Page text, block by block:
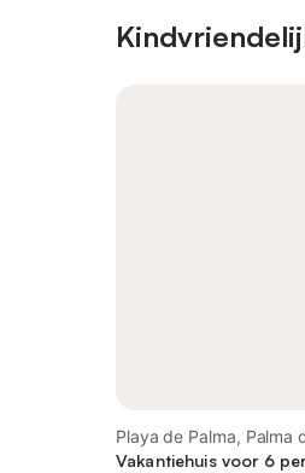
Playa de Palma, Palma
Vakantiehuis voor 6